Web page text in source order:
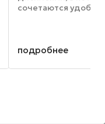
сочетаются
процессором Intel
которая была ...
подробнее